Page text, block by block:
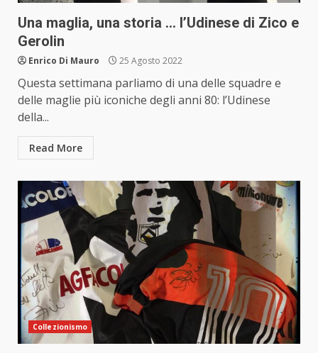
Una maglia, una storia … l’Udinese di Zico e
Gerolin
Enrico Di Mauro 25 Agosto 2022
Questa settimana parliamo di una delle squadre e
delle maglie più iconiche degli anni 80: l’Udinese
della...
Read More
Collezionismo